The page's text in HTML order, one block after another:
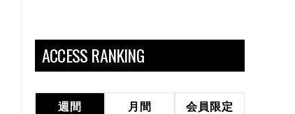
ACCESS RANKING
週間 月間 会員限定